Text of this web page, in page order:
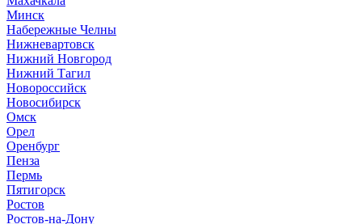
Минск
Набережные Челны
Нижневартовск
Нижний Новгород
Нижний Тагил
Новороссийск
Новосибирск
Омск
Орел
Оренбург
Пенза
Пермь
Пятигорск
Ростов
Ростов-на-Дону